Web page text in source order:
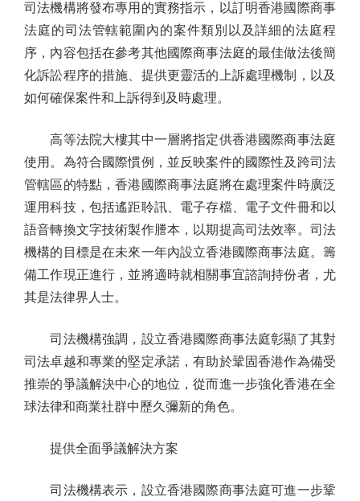
司法機構將發布專用的實務指示，以訂明香港國際商事
法庭的司法管轄範圍內的案件類別以及詳細的法庭程
序，內容包括在參考其他國際商事法庭的最佳做法後簡
化訴訟程序的措施、提供更靈活的上訴處理機制，以及
如何確保案件和上訴得到及時處理。
高等法院大樓其中一層將指定供香港國際商事法庭
使用。為符合國際慣例，並反映案件的國際性及跨司法
管轄區的特點，香港國際商事法庭將在處理案件時廣泛
運用科技，包括遙距聆訊、電子存檔、電子文件冊和以
語音轉換文字技術製作謄本，以期提高司法效率。司法
機構的目標是在未來一年內設立香港國際商事法庭。籌
備工作現正進行，並將適時就相關事宜諮詢持份者，尤
其是法律界人士。
司法機構強調，設立香港國際商事法庭彰顯了其對
司法卓越和專業的堅定承諾，有助於鞏固香港作為備受
推崇的爭議解決中心的地位，從而進一步強化香港在全
球法律和商業社群中歷久彌新的角色。
提供全面爭議解決方案
司法機構表示，設立香港國際商事法庭可進一步鞏